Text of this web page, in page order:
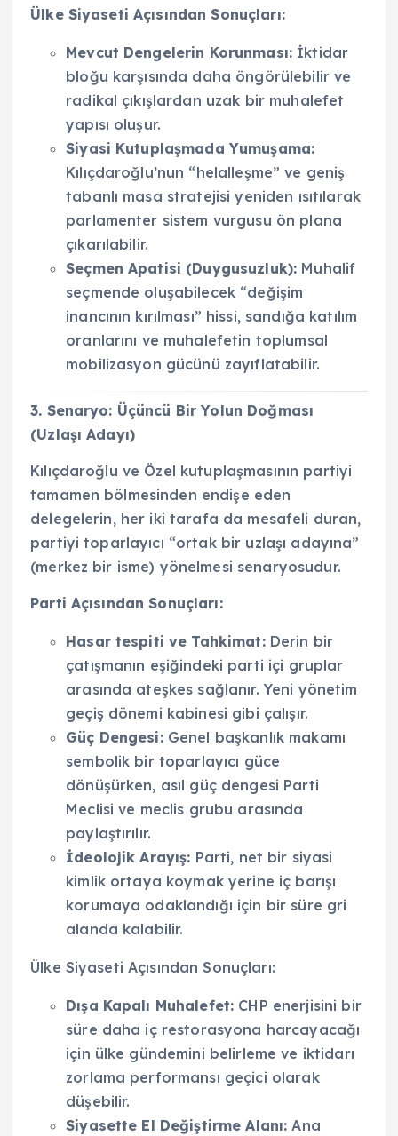
Ülke Siyaseti Açısından Sonuçları:
Mevcut Dengelerin Korunması: İktidar
bloğu karşısında daha öngörülebilir ve
radikal çıkışlardan uzak bir muhalefet
yapısı oluşur.
Siyasi Kutuplaşmada Yumuşama:
Kılıçdaroğlu’nun “helalleşme” ve geniş
tabanlı masa stratejisi yeniden ısıtılarak
parlamenter sistem vurgusu ön plana
çıkarılabilir.
Seçmen Apatisi (Duygusuzluk): Muhalif
seçmende oluşabilecek “değişim
inancının kırılması” hissi, sandığa katılım
oranlarını ve muhalefetin toplumsal
mobilizasyon gücünü zayıflatabilir.
3. Senaryo: Üçüncü Bir Yolun Doğması
(Uzlaşı Adayı)
Kılıçdaroğlu ve Özel kutuplaşmasının partiyi
tamamen bölmesinden endişe eden
delegelerin, her iki tarafa da mesafeli duran,
partiyi toparlayıcı “ortak bir uzlaşı adayına”
(merkez bir isme) yönelmesi senaryosudur.
Parti Açısından Sonuçları:
Hasar tespiti ve Tahkimat:Derin bir
çatışmanın eşiğindeki parti içi gruplar
arasında ateşkes sağlanır. Yeni yönetim
geçiş dönemi kabinesi gibi çalışır.
Güç Dengesi:Genel başkanlık makamı
sembolik bir toparlayıcı güce
dönüşürken, asıl güç dengesi Parti
Meclisi ve meclis grubu arasında
paylaştırılır.
İdeolojik Arayış: Parti, net bir siyasi
kimlik ortaya koymak yerine iç barışı
korumaya odaklandığı için bir süre gri
alanda kalabilir.
Ülke Siyaseti Açısından Sonuçları:
Dışa Kapalı Muhalefet: CHP enerjisini bir
süre daha iç restorasyona harcayacağı
için ülke gündemini belirleme ve iktidarı
zorlama performansı geçici olarak
düşebilir.
Siyasette El Değiştirme Alanı: Ana